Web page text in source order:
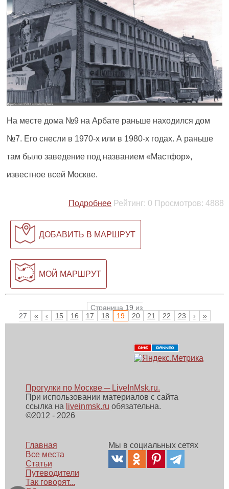
На месте дома №9 на Арбате раньше находился дом
№7. Его снесли в 1970-х или в 1980-х годах. А раньше
там было заведение под названием «Мастфор»,
известное всей Москве.
Подробнее Рейтинг: 0 Просмотров: 4888
ДОБАВИТЬ В МАРШРУТ
МОЙ МАРШРУТ
Страница 19 из
27
« ‹ 15 16 17 18 19 20 21 22 23 › »
Прогулки по Москве ─ LiveInMsk.ru.
При использовании материалов с сайта
ссылка на liveinmsk.ru обязательна.
©2012 - 2026
Главная
Все места
Статьи
Путеводители
Так говорят...
Мы в социальных сетях